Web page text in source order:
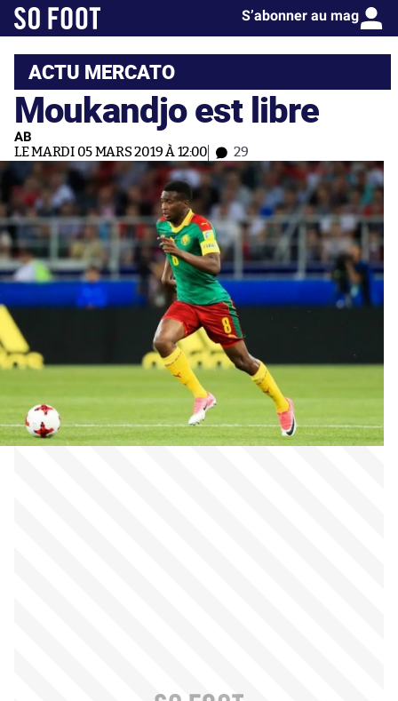
S’abonner au mag
ACTU MERCATO
Moukandjo est libre
AB
LE MARDI 05 MARS 2019 À 12:00 29